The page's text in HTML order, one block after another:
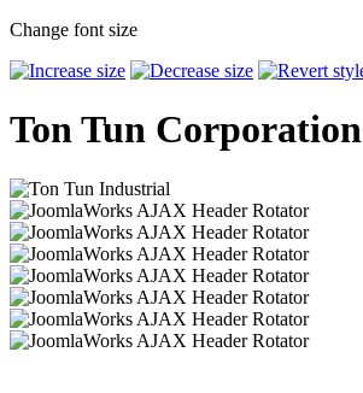
Change font size
Ton Tun Corporation